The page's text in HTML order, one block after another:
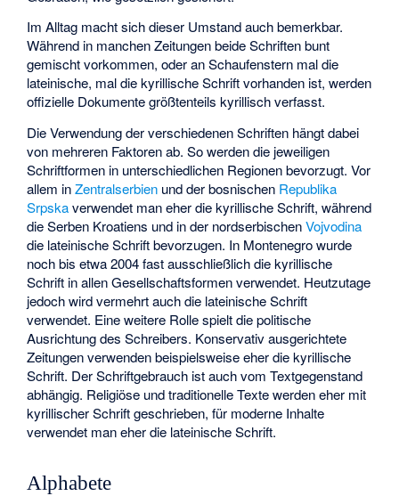
Im Alltag macht sich dieser Umstand auch bemerkbar.
Während in manchen Zeitungen beide Schriften bunt
gemischt vorkommen, oder an Schaufenstern mal die
lateinische, mal die kyrillische Schrift vorhanden ist, werden
offizielle Dokumente größtenteils kyrillisch verfasst.
Die Verwendung der verschiedenen Schriften hängt dabei
von mehreren Faktoren ab. So werden die jeweiligen
Schriftformen in unterschiedlichen Regionen bevorzugt. Vor
allem inZentralserbien und der bosnischen Republika
Srpskaverwendet man eher die kyrillische Schrift, während
die Serben Kroatiens und in der nordserbischenVojvodina
die lateinische Schrift bevorzugen. In Montenegro wurde
noch bis etwa 2004 fast ausschließlich die kyrillische
Schrift in allen Gesellschaftsformen verwendet. Heutzutage
jedoch wird vermehrt auch die lateinische Schrift
verwendet. Eine weitere Rolle spielt die politische
Ausrichtung des Schreibers. Konservativ ausgerichtete
Zeitungen verwenden beispielsweise eher die kyrillische
Schrift. Der Schriftgebrauch ist auch vom Textgegenstand
abhängig. Religiöse und traditionelle Texte werden eher mit
kyrillischer Schrift geschrieben, für moderne Inhalte
verwendet man eher die lateinische Schrift.
Alphabete